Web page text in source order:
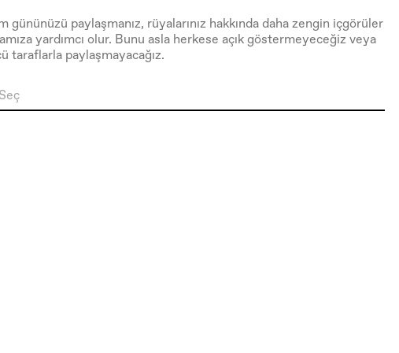
gününüzü paylaşmanız, rüyalarınız hakkında daha zengin içgörüler
yardımcı olur. Bunu asla herkese açık göstermeyeceğiz veya
taraflarla paylaşmayacağız.